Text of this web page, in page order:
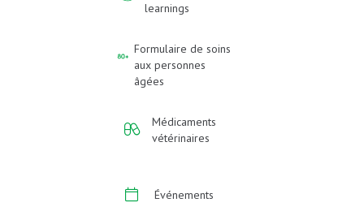
learnings
Formulaire de soins
aux personnes
âgées
Médicaments
vétérinaires
Événements